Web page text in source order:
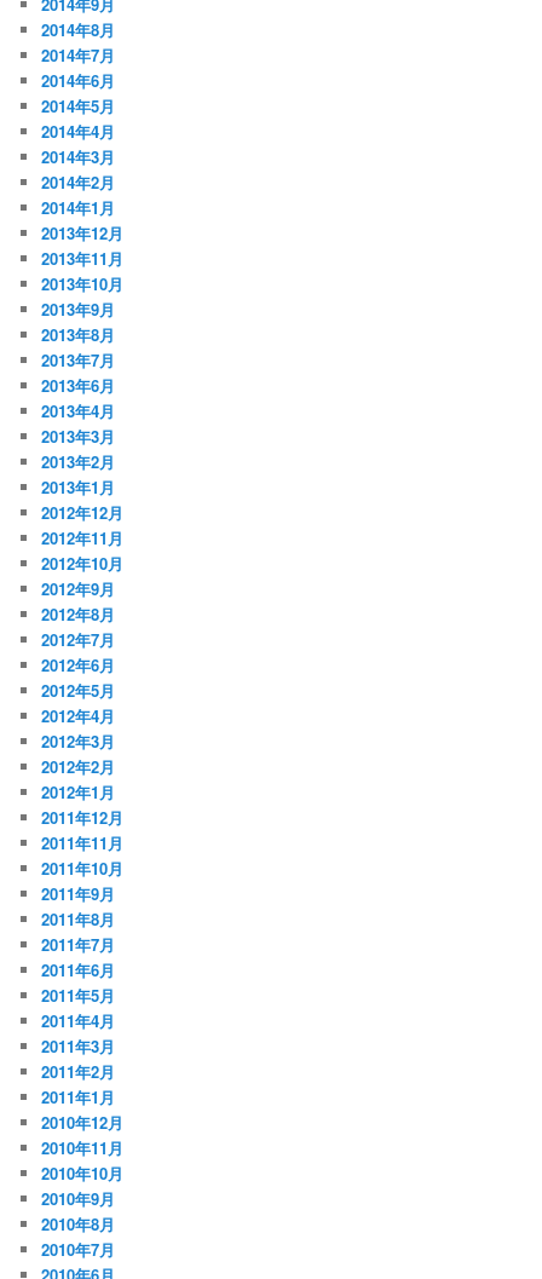
2014年8月
2014年7月
2014年6月
2014年5月
2014年4月
2014年3月
2014年2月
2014年1月
2013年12月
2013年11月
2013年10月
2013年9月
2013年8月
2013年7月
2013年6月
2013年4月
2013年3月
2013年2月
2013年1月
2012年12月
2012年11月
2012年10月
2012年9月
2012年8月
2012年7月
2012年6月
2012年5月
2012年4月
2012年3月
2012年2月
2012年1月
2011年12月
2011年11月
2011年10月
2011年9月
2011年8月
2011年7月
2011年6月
2011年5月
2011年4月
2011年3月
2011年2月
2011年1月
2010年12月
2010年11月
2010年10月
2010年9月
2010年8月
2010年7月
2010年6月